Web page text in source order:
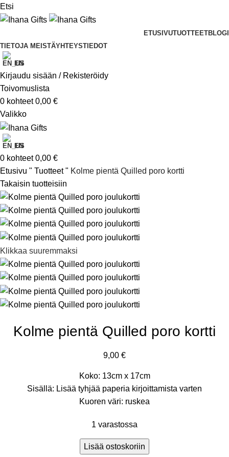
Etsi
ETUSIVUTUOTTEETBLOGI
TIETOJA MEISTÄYHTEYSTIEDOT
EN
Kirjaudu sisään / Rekisteröidy
Toivomuslista
0 kohteet 0,00 €
Valikko
EN
0 kohteet 0,00 €
Etusivu " Tuotteet" Kolme pientä Quilled poro kortti
Takaisin tuotteisiin
Klikkaa suuremmaksi
Kolme pientä Quilled poro kortti
9,00 €
Koko: 13cm x 17cm
Sisällä: Lisää tyhjää paperia kirjoittamista varten
Kuoren väri: ruskea
1 varastossa
Lisää ostoskoriin